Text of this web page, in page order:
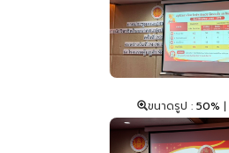
ขนาดรูป : 50% |